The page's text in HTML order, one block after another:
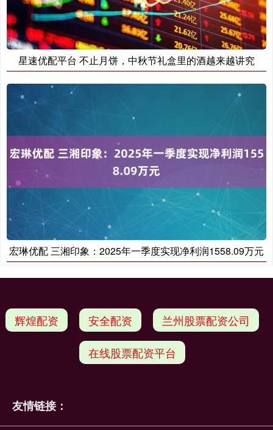
星速优配平台 不止月饼，中秋节礼盒里的酒越来越讲究
宏琳优配 三湘印象：2025年一季度实现净利润1558.09万元
辉煌配资 安全配资 兰州股票配资公司
在线股票配资平台
友情链接：